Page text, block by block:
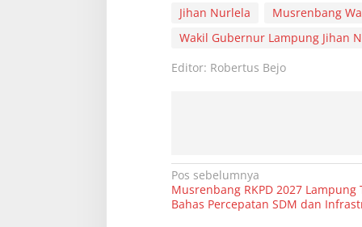
Jihan Nurlela Musrenbang
Wakil Gubernur Lampung Jihan
Editor: Robertus Bejo
N
a
Pos sebelumnya
Musrenbang RKPD 2027 Lampung
Bahas Percepatan SDM dan